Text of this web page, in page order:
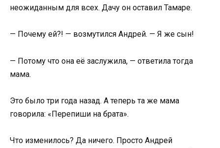
неожиданным для всех. Дачу он оставил Тамаре.
— Почему ей?! — возмутился Андрей. — Я же сын!
— Потому что она её заслужила, — ответила тогда
мама.
Это было три года назад. А теперь та же мама
говорила: «Перепиши на брата».
Что изменилось? Да ничего. Просто Андрей